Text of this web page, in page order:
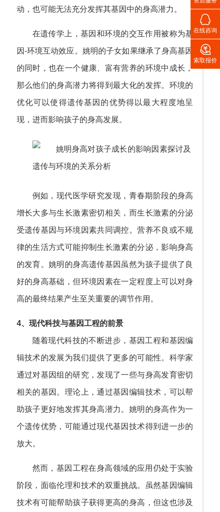
动，也可能无法充分发挥其基因中的身高潜力。
在遗传学上，基因和环境的交互作用被称为基
因-环境互动效应。姚明的子女如果继承了身高基因
的同时，也在一个健康、富有营养的环境中成长，
那么他们的身高潜力将得到最大化的发挥。环境的
优化可以使得遗传基因的优势得以最大程度地呈
现，进而影响孩子的身高发展。
例如，现代医学研究发现，青春期阶段的身高
增长大多与生长激素密切相关，而生长激素的分泌
受遗传基因与环境因素共同调控。营养不良或不规
律的生活方式可能抑制生长激素的分泌，影响身高
的发育。姚明的身高遗传基因虽然为孩子提供了良
好的身高基础，但环境因素在一定程度上可以对身
高的最终结果产生至关重要的调节作用。
4、现代科技与基因工程的前景
随着现代科技的不断进步，基因工程和基因编
辑技术的发展为我们提供了更多的可能性。科学家
通过对基因组的研究，发现了一些与身高发育密切
相关的基因。理论上，通过基因编辑技术，可以帮
助孩子更好地发挥其身高潜力。姚明的身高作为一
个遗传优势，可能通过现代基因技术得到进一步的
放大。
然而，基因工程在身高领域的应用仍处于实验
阶段，面临伦理和技术的双重挑战。虽然基因编辑
技术有可能帮助孩子获得更高的身高，但这也涉及

在线咨询

索取报价